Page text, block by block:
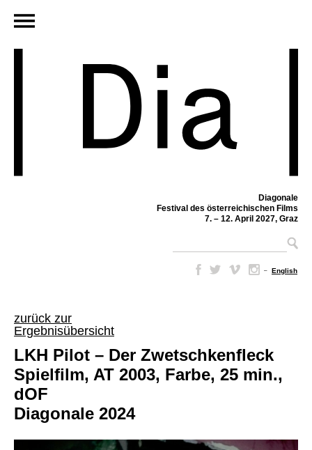
Diagonale
Festival des österreichischen Films
7. – 12. April 2027, Graz
– English
zurück zur
Ergebnisübersicht
LKH Pilot – Der Zwetschkenfleck
Spielfilm, AT 2003, Farbe, 25 min.,
dOF
Diagonale 2024